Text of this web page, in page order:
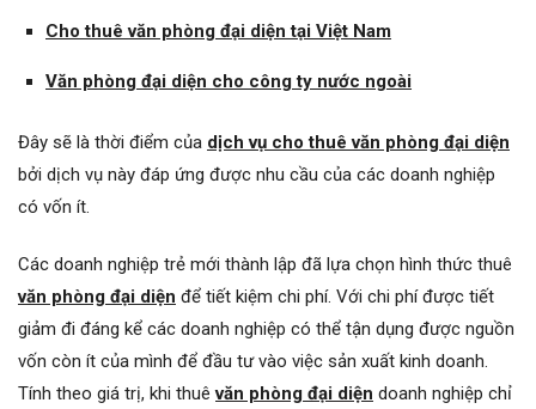
Cho thuê văn phòng đại diện tại Việt Nam
Văn phòng đại diện cho công ty nước ngoài
Đây sẽ là thời điểm của dịch vụ cho thuê văn phòng đại diện
bởi dịch vụ này đáp ứng được nhu cầu của các doanh nghiệp
có vốn ít.
Các doanh nghiệp trẻ mới thành lập đã lựa chọn hình thức thuê
văn phòng đại diện để tiết kiệm chi phí. Với chi phí được tiết
giảm đi đáng kể các doanh nghiệp có thể tận dụng được nguồn
vốn còn ít của mình để đầu tư vào việc sản xuất kinh doanh.
Tính theo giá trị, khi thuêvăn phòng đại diện doanh nghiệp chỉ